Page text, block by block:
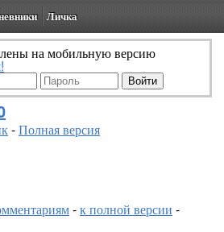
Личка
на мобильную версию
-Полная версия
-к полной версии -